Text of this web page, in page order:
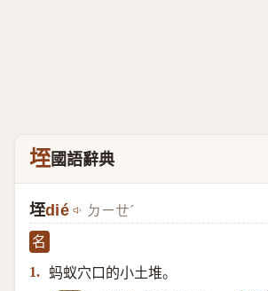
垤國語辭典
垤dié ㄉㄧㄝˊ
名
1. 蚂蚁穴口的小土堆。